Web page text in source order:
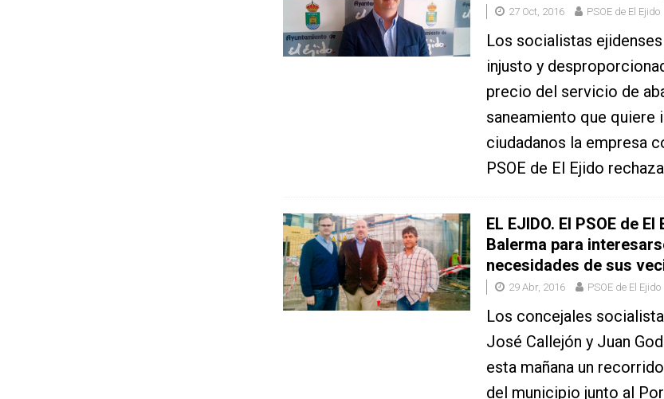
27 Oct, 2016 PSOE de El Ejido
Los socialistas
injusto y
precio del servicio de
saneamiento que quiere
ciudadanos la empresa
PSOE de El Ejido
EL EJIDO. El PSOE de
Balerma para
necesidades de sus
29 Abr, 2016 PSOE de El Ejido
Los concejales
José Callejón y Juan
esta mañana un
del municipio junto al